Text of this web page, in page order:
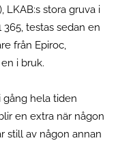
LKAB:s stora gruva i
365, testas sedan en
från Epiroc,
i bruk.
gång hela tiden
en extra när någon
still av någon annan